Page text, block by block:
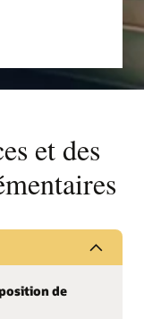
et des
de